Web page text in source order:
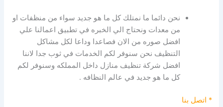
نحن دائما ما نمتلك كل ما هو جديد سواء من منظفات او
من معدات ونحتاج الي الخبره في تطبيق اعمالنا علي
افضل صوره من الان فصاعدا وداعا لكل مشاكل
التنظيف نحن سنوفر لكم الخدمات في ثوب جدا لاننا
افضل شركة تنظيف منازل داخل المملكه وسنوفر لكم
كل ما هو جديد في عالم النظافه .
* اتصل بنا